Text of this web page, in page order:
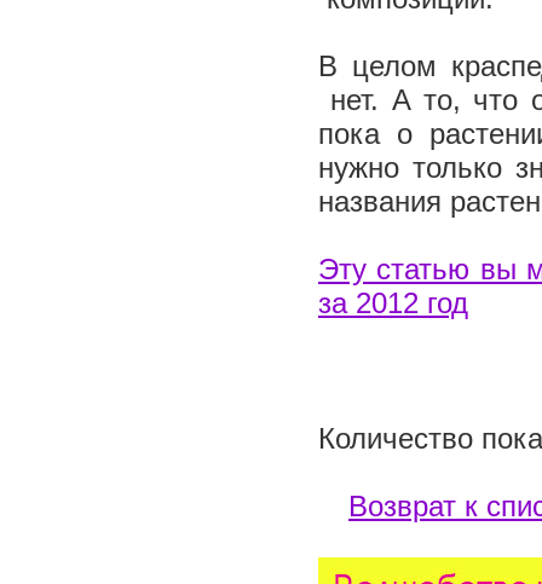
В целом
нет. А то, что
пока о
нужно только
названия
Эту статью вы
за 2012 год
Количество
Возврат к